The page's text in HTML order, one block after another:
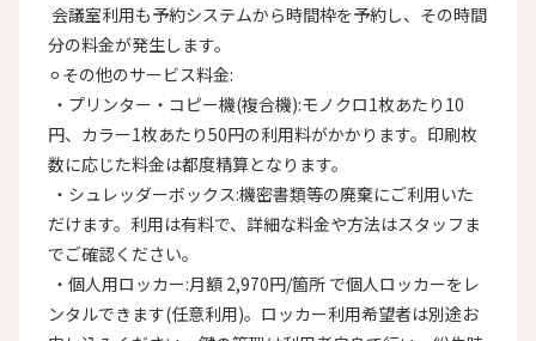
分の料金が発生します。
⚪︎その他のサービス料金:
円、カラー1枚あたり50円の利用料がかかります。印刷枚
数に応じた料金は都度精算となります。
だけます。利用は有料で、詳細な料金や方法はスタッフま
でご確認ください。
ンタルできます(任意利用)。ロッカー利用希望者は別途お